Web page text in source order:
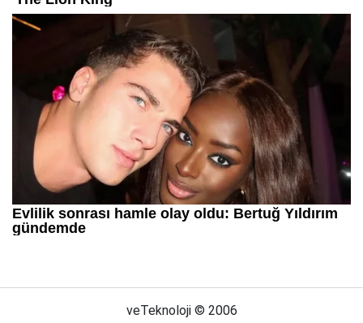
veTeknoloji © 2006